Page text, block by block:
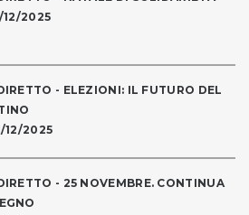
12/2025
- ELEZIONI: IL FUTURO DEL
12/2025
- 25 NOVEMBRE. CONTINUA